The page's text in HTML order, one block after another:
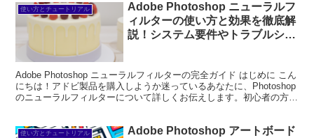
使い方とチュートリアル
Adobe Photoshop ニューラルフ
ィルターの使い方と効果を徹底解
説！システム要件やトラブルシュ
Adobe Photoshop ニューラルフィルターの完全ガイド はじめに こん
にちは！アドビ製品を購入しようか迷っているあなたに、Photoshop
のニューラルフィルターについて詳しくお伝えします。初心者の方で
使い方とチュートリアル
Adobe Photoshop アートボード